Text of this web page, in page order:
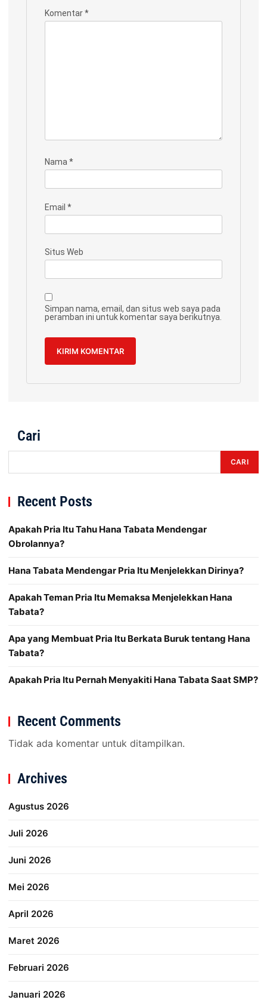
Komentar*
Nama*
Email *
Situs Web
Simpan nama, email, dan situs web saya pada
peramban ini untuk komentar saya berikutnya.
Cari
CARI
Recent Posts
Apakah Pria Itu Tahu Hana Tabata Mendengar
Obrolannya?
Hana Tabata Mendengar Pria Itu Menjelekkan Dirinya?
Apakah Teman Pria Itu Memaksa Menjelekkan Hana
Tabata?
Apa yang Membuat Pria Itu Berkata Buruk tentang Hana
Tabata?
Apakah Pria Itu Pernah Menyakiti Hana Tabata Saat SMP?
Recent Comments
Tidak ada komentar untuk ditampilkan.
Archives
Agustus 2026
Juli 2026
Juni 2026
Mei 2026
April 2026
Maret 2026
Februari 2026
Januari 2026